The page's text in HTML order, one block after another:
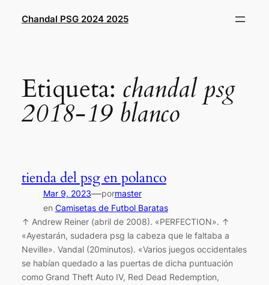
Chandal PSG 2024 2025
Etiqueta: chandal psg
2018-19 blanco
tienda del psg en polanco
Mar 9, 2023—pormaster
en Camisetas de Futbol Baratas
↑ Andrew Reiner (abril de 2008). «PERFECTION». ↑
«Ayestarán, sudadera psg la cabeza que le faltaba a
Neville». Vandal (20minutos). «Varios juegos occidentales
se habían quedado a las puertas de dicha puntuación
como Grand Theft Auto IV, Red Dead Redemption,